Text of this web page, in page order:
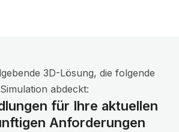
3D-Lösung, die folgende
Simulation abdeckt:
für Ihre aktuellen
Anforderungen